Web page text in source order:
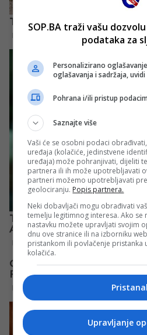
SOP.BA traži vašu
podataka za
Personalizirano
oglašavanja i sadržaja,
Pohrana i/ili pristup
Saznajte više
Vaši će se osobni podaci
uređaja (kolačiće, jedinstvene
uređaja) može pohranjivati, dijeliti
partnera ili ih može upotrebljavati
partneri možemo upotrebljavati
geolociranju. Popis partnera.
Neki dobavljači mogu obrađivati
temelju legitimnog interesa. Ako se
nastavku možete upravljati svojim
dnu ove stranice ili na izborniku
pristankom ili povlačenje pristanka
kolačića.
Upravljanje